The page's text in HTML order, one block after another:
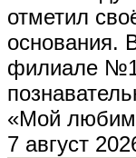
отметил
основания.
филиале
«Мой
7 август